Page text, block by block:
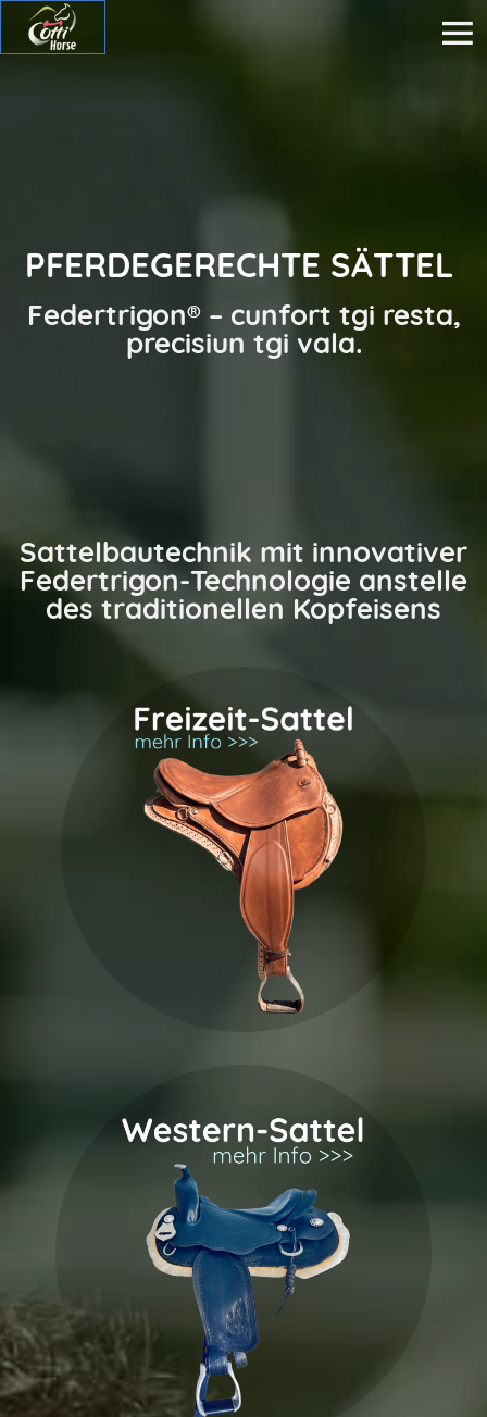
PFERDEGERECHTE SÄTTEL
Federtrigon® – cunfort tgi resta,
precisiun tgi vala.
Sattelbautechnik mit innovativer
Federtrigon-Technologie anstelle
des traditionellen Kopfeisens